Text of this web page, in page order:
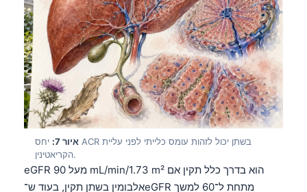
איור 7:
יחס ACR בשתן יכול לזהות עומס כלייתי לפני עליית
הקריאטינין.
eGFR מעל 90 mL/min/1.73 m² הוא בדרך כלל תקין אם
אלבומין בשתן תקין, בעוד ש־eGFR מתחת ל־60 למשך
Čeština
ქართული
Русский
Lietuvių kalba
Polski
한국어
Slovenščina
Magyar
Shqip